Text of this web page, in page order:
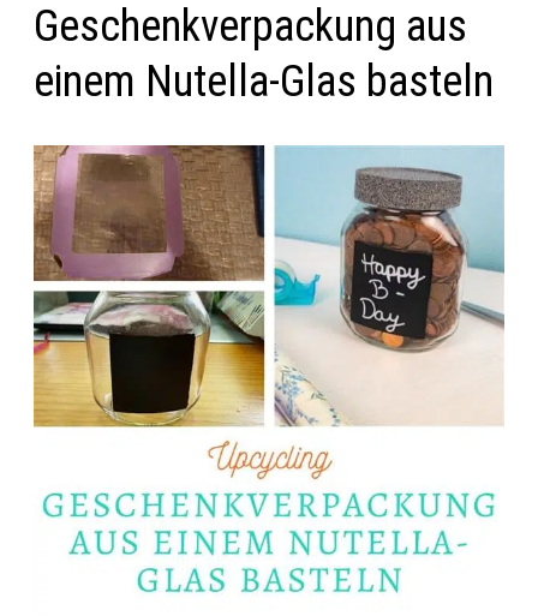
Geschenkverpackung aus
einem Nutella-Glas basteln